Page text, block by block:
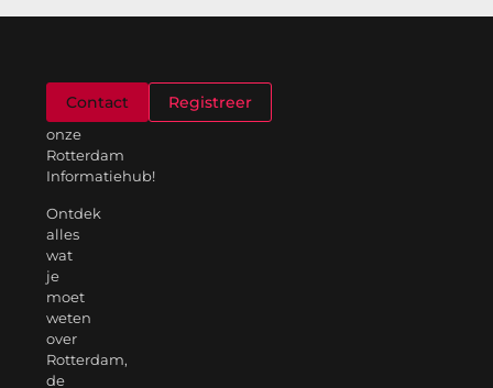
Welkom
onze
Rotterdam
Informatiehub!
Ontdek
alles
wat
je
moet
weten
over
Rotterdam,
de
Contact Registreer